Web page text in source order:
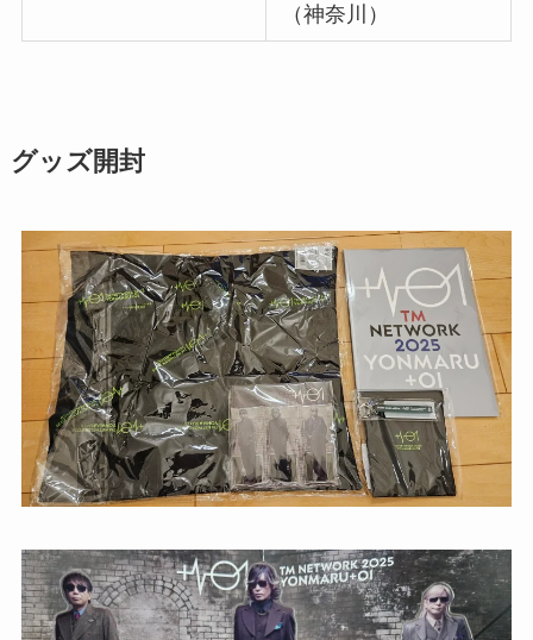
（神奈川）
グッズ開封